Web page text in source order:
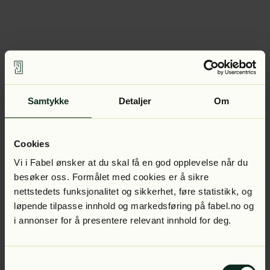
Samtykke Detaljer Om
Cookies
Vi i Fabel ønsker at du skal få en god opplevelse når du
besøker oss. Formålet med cookies er å sikre
nettstedets funksjonalitet og sikkerhet, føre statistikk, og
løpende tilpasse innhold og markedsføring på fabel.no og
i annonser for å presentere relevant innhold for deg.